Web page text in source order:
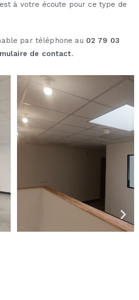
à votre écoute pour ce type de
par téléphone au 02 79 03
de contact.